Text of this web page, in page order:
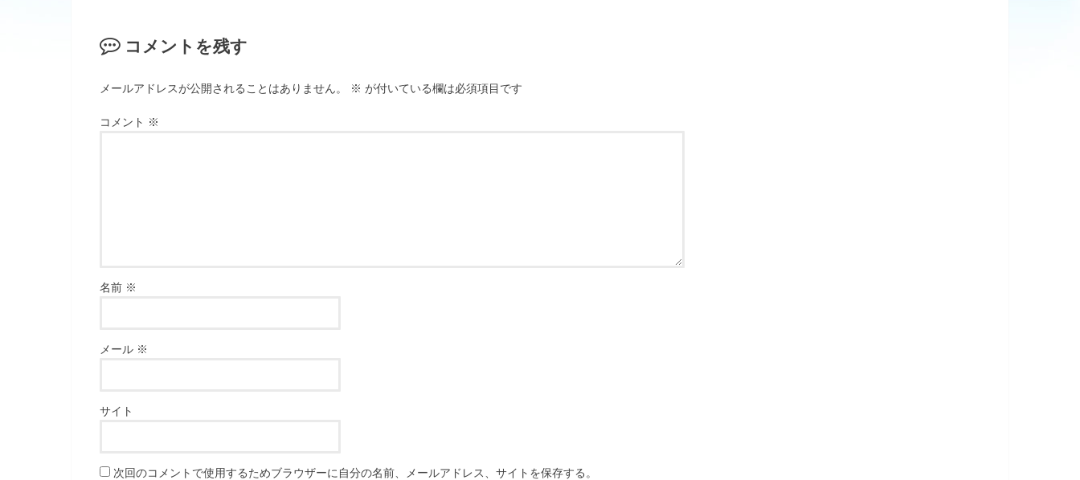
コメントを残す
メールアドレスが公開されることはありません。 ※ が付いている欄は必須項目です
コメント ※
名前 ※
メール ※
サイト
次回のコメントで使用するためブラウザーに自分の名前、メールアドレス、サイトを保存する。